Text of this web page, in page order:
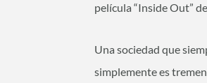
película “Inside Out”
Una sociedad que
simplemente es